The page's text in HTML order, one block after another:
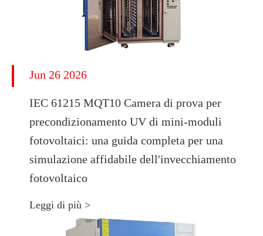
Jun 26 2026
IEC 61215 MQT10 Camera di prova per
precondizionamento UV di mini-moduli
fotovoltaici: una guida completa per una
simulazione affidabile dell'invecchiamento
fotovoltaico
Leggi di più >